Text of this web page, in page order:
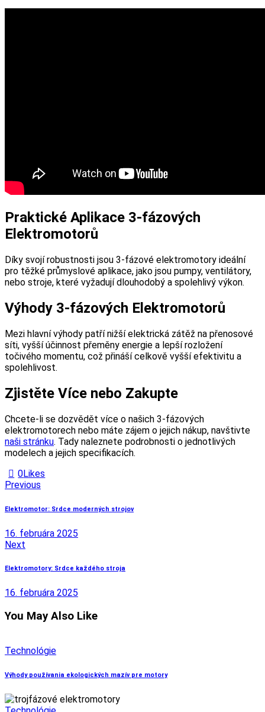
Praktické Aplikace 3-fázových
Elektromotorů
Díky svojí robustnosti jsou 3-fázové elektromotory ideální
pro těžké průmyslové aplikace, jako jsou pumpy, ventilátory,
nebo stroje, které vyžadují dlouhodobý a spolehlivý výkon.
Výhody 3-fázových Elektromotorů
Mezi hlavní výhody patří nižší elektrická zátěž na přenosové
síti, vyšší účinnost přeměny energie a lepší rozložení
točivého momentu, což přináší celkově vyšší efektivitu a
spolehlivost.
Zjistěte Více nebo Zakupte
Chcete-li se dozvědět více o našich 3-fázových
elektromotorech nebo máte zájem o jejich nákup, navštivte
naši stránku. Tady naleznete podrobnosti o jednotlivých
modelech a jejich specifikacích.
0Likes
Navigácia
v
Previous
Elektromotor: Srdce moderných strojov
16. februára 2025
Next
Elektromotory: Srdce každého stroja
16. februára 2025
You May Also Like
Technológie
Výhody používania ekologických mazív pre motory